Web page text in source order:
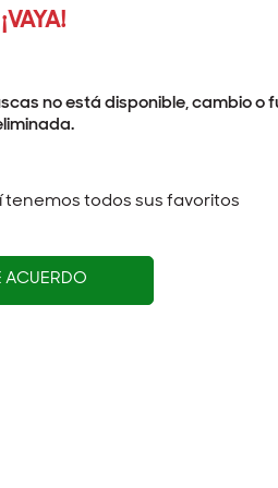
¡VAYA!
no está disponible, cambio o
tenemos todos sus favoritos
ACUERDO